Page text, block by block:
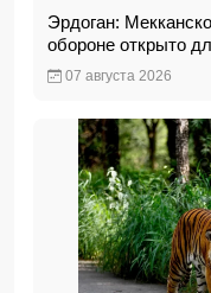
Эрдоган:
обороне открыто
07 августа 2026